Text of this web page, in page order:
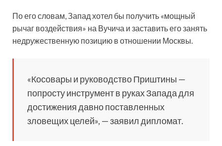
По его словам, Запад хотел бы получить «мощный
рычаг воздействия» на Вучича и заставить его занять
недружественную позицию в отношении Москвы.
«Косовары и руководство Приштины —
попросту инструмент в руках Запада для
достижения давно поставленных
зловещих целей», — заявил дипломат.